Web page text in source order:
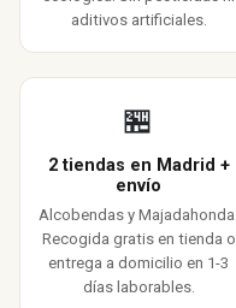
aditivos artificiales.
🏪
2 tiendas en Madrid +
envío
Alcobendas y Majadahonda.
Recogida gratis en tienda o
entrega a domicilio en 1-3
días laborables.